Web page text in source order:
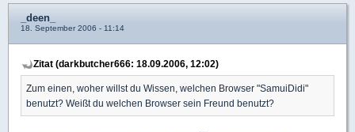
_deen_
18. September 2006 - 11:14
Zitat (darkbutcher666: 18.09.2006, 12:02)
Zum einen, woher willst du Wissen, welchen Browser "SamuiDidi"
benutzt? Weißt du welchen Browser sein Freund benutzt?